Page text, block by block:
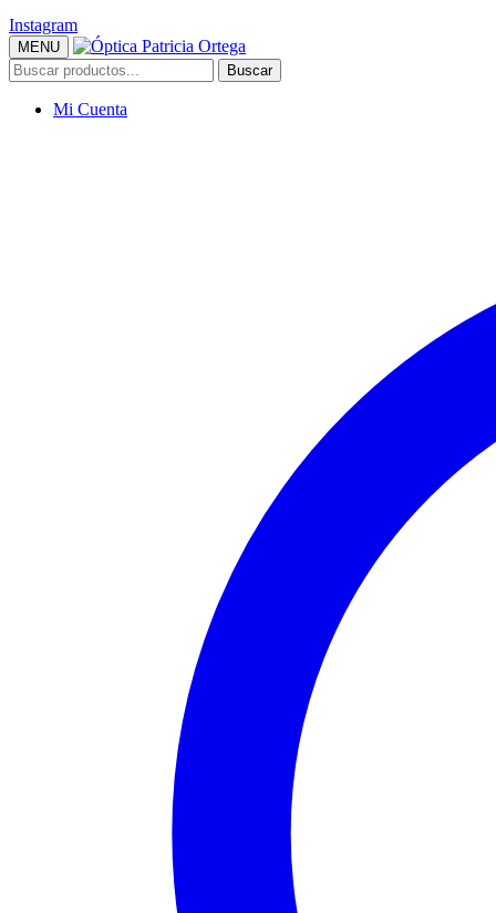
Instagram
MENU
Buscar
por:
Buscar
Mi Cuenta